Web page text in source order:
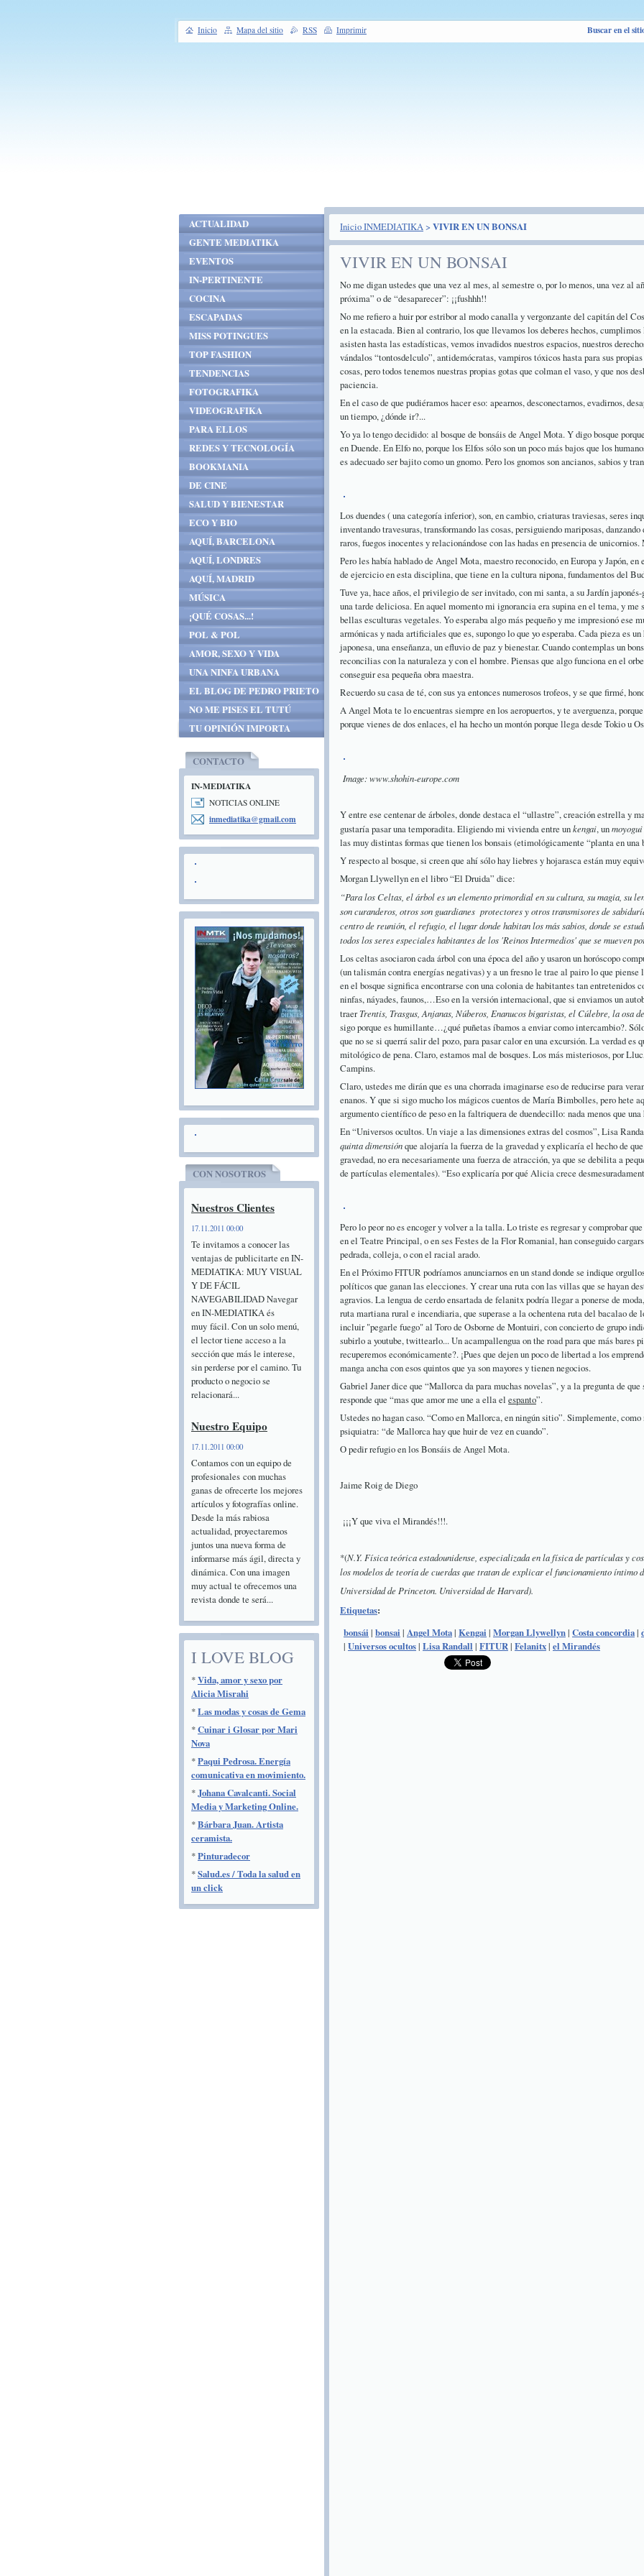
Inicio INMEDIATIKA> VIVIR EN UN BONSAI
VIVIR EN UN BONSAI
No me digan ustedes que una vez al mes, al semestre o, por lo menos, una vez al
próxima” o de “desaparecer”: ¡¡fushhh!!
No me refiero a huir por estribor al modo canalla y vergonzante del capitán del
en la estacada. Bien al contrario, los que llevamos los deberes hechos, cumplimos
asisten hasta las estadísticas, vemos invadidos nuestros espacios, nuestros
vándalos “tontosdelculo”, antidemócratas, vampiros tóxicos hasta para sus
cosas, pero todos tenemos nuestras propias gotas que colman el vaso, y que nos
paciencia.
En el caso de que pudiéramos hacer eso: apearnos, desconectarnos, evadirnos,
un tiempo, ¿dónde ir?...
Yo ya lo tengo decidido: al bosque de bonsáis de Angel Mota. Y digo bosque
en Duende. En Elfo no, porque los Elfos sólo son un poco más bajos que los
es adecuado ser bajito como un gnomo. Pero los gnomos son ancianos, sabios y
Los duendes ( una categoría inferior), son, en cambio, criaturas traviesas, seres
inventando travesuras, transformando las cosas, persiguiendo mariposas,
raros, fuegos inocentes y relacionándose con las hadas en presencia de
Pero les había hablado de Angel Mota, maestro reconocido, en Europa y Japón,
de ejercicio en esta disciplina, que tiene en la cultura nipona, fundamentos del
Tuve ya, hace años, el privilegio de ser invitado, con mi santa, a su Jardín
una tarde deliciosa. En aquel momento mi ignorancia era supina en el tema, y me
bellas esculturas vegetales. Yo esperaba algo más pequeño y me impresionó ese
armónicas y nada artificiales que es, supongo lo que yo esperaba. Cada pieza es
japonesa, una enseñanza, un efluvio de paz y bienestar. Cuando contemplas un
reconcilias con la naturaleza y con el hombre. Piensas que algo funciona en el
conseguir esa pequeña obra maestra.
Recuerdo su casa de té, con sus ya entonces numerosos trofeos, y se que firmé,
A Angel Mota te lo encuentras siempre en los aeropuertos, y te averguenza,
porque vienes de dos enlaces, el ha hecho un montón porque llega desde Tokio u
Image: www.shohin-europe.com
Y entre ese centenar de árboles, donde destaca el “ullastre”, creación estrella y
gustaría pasar una temporadita. Eligiendo mi vivienda entre unkengai, unmoyogui
las muy distintas formas que tienen los bonsais (etimológicamente “planta en una
Y respecto al bosque, si creen que ahí sólo hay liebres y hojarasca están muy
Morgan Llywellyn en el libro “El Druida” dice:
“Para los Celtas, el árbol es un elemento primordial en su cultura, su magia, su
son curanderos, otros son guardianes protectores y otros transmisores de
centro de reunión, el refugio, el lugar donde habitan los más sabios, donde se
todos los seres especiales habitantes de los 'Reinos Intermedios' que se mueven
Los celtas asociaron cada árbol con una época del año y usaron un horóscopo
(un talismán contra energías negativas) y a un fresno le trae al pairo lo que
en el bosque significa encontrarse con una colonia de habitantes tan entretenidos
ninfas, náyades, faunos,…Eso en la versión internacional, que si enviamos un
traerTrentis, Trasgus, Anjanas, Núberos, Enanucos bigaristas, el Cúlebre, la osa
sigo porque es humillante…¿qué puñetas íbamos a enviar como intercambio?.
que no se si querrá salir del pozo, para pasar calor en una excursión. La verdad es
mitológico de pena. Claro, estamos mal de bosques. Los más misteriosos, por
Campins.
Claro, ustedes me dirán que es una chorrada imaginarse eso de reducirse para
enanos. Y que si sigo mucho los mágicos cuentos de María Bimbolles, pero hete
argumento científico de peso en la faltriquera de duendecillo: nada menos que
En “Universos ocultos. Un viaje a las dimensiones extras del cosmos”, Lisa
quinta dimensiónque alojaría la fuerza de la gravedad y explicaría el hecho de
gravedad, no era necesariamente una fuerza de atracción, ya que se debilita a
de partículas elementales). “Eso explicaría por qué Alicia crece
Pero lo peor no es encoger y volver a la talla. Lo triste es regresar y comprobar
en el Teatre Principal, o en ses Festes de la Flor Romanial, han conseguido
pedrada, colleja, o con el racial arado.
En el Próximo FITUR podríamos anunciarnos en un stand donde se indique
políticos que ganan las elecciones. Y crear una ruta con las villas que se hayan
agravios. La lengua de cerdo ensartada de felanitx podría llegar a ponerse de
ruta martiana rural e incendiaria, que superase a la ochentena ruta del bacalao de
incluir "pegarle fuego" al Toro de Osborne de Montuiri, con concierto de grupo
subirlo a youtube, twittearlo... Un acampallengua on the road para que más bares
recuperemos económicamente?. ¡Pues que dejen un poco de libertad a los
manga ancha con esos quintos que ya son mayores y tienen negocios.
Gabriel Janer dice que “Mallorca da para muchas novelas”, y a la pregunta de
responde que “mas que amor me une a ella el espanto”.
Ustedes no hagan caso. “Como en Mallorca, en ningún sitio”. Simplemente,
psiquiatra: “de Mallorca hay que huir de vez en cuando”.
O pedir refugio en los Bonsáis de Angel Mota.
Jaime Roig de Diego
¡¡¡Y que viva el Mirandés!!!.
*(N.Y. Física teórica estadounidense, especializada en la física de partículas y
los modelos de teoría de cuerdas que tratan de explicar el funcionamiento íntimo
Universidad de Princeton. Universidad de Harvard).
Etiquetas:
bonsái | bonsai | Angel Mota| Kengai | Morgan Llywellyn| Costa concordia|
| Universos ocultos| Lisa Randall | FITUR| Felanitx| el Mirandés
ACTUALIDAD
GENTE MEDIATIKA
EVENTOS
IN-PERTINENTE
COCINA
ESCAPADAS
MISS POTINGUES
TOP FASHION
TENDENCIAS
FOTOGRAFIKA
VIDEOGRAFIKA
PARA ELLOS
REDES Y TECNOLOGÍA
BOOKMANIA
DE CINE
SALUD Y BIENESTAR
ECO Y BIO
AQUÍ, BARCELONA
AQUÍ, LONDRES
AQUÍ, MADRID
MÚSICA
¡QUÉ COSAS...!
POL & POL
AMOR, SEXO Y VIDA
UNA NINFA URBANA
EL BLOG DE PEDRO PRIETO
NO ME PISES EL TUTÚ
TU OPINIÓN IMPORTA
CONTACTO
IN-MEDIATIKA
NOTICIAS ONLINE
inmediatika@gmail.com
CON NOSOTROS
Nuestros Clientes
17.11.2011 00:00
Te invitamos a conocer las
ventajas de publicitarte en IN-
MEDIATIKA: MUY VISUAL
Y DE FÁCIL
NAVEGABILIDAD Navegar
en IN-MEDIATIKA és
muy fácil. Con un solo menú,
el lector tiene acceso a la
sección que más le interese,
sin perderse por el camino. Tu
producto o negocio se
relacionará...
Nuestro Equipo
17.11.2011 00:00
Contamos con un equipo de
profesionales con muchas
ganas de ofrecerte los mejores
artículos y fotografías online.
Desde la más rabiosa
actualidad, proyectaremos
juntos una nueva forma de
informarse más ágil, directa y
dinámica. Con una imagen
muy actual te ofrecemos una
revista donde te será...
I LOVE BLOG
*Vida, amor y sexo por
Alicia Misrahi
*Las modas y cosas de Gema
*Cuinar i Glosar por Mari
Nova
*Paqui Pedrosa. Energía
comunicativa en movimiento.
*Johana Cavalcanti. Social
Media y Marketing Online.
*Bárbara Juan. Artista
ceramista.
*Pinturadecor
*Salud.es / Toda la salud en
un click
Inicio Mapa del sitio RSS Imprimir Buscar en el